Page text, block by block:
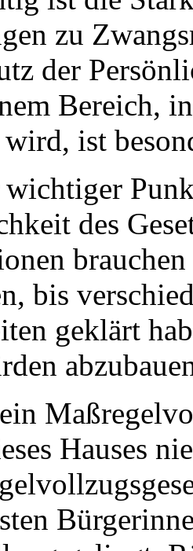
zu
der
Bereich,
ist
des
bis
geklärt
Hauses